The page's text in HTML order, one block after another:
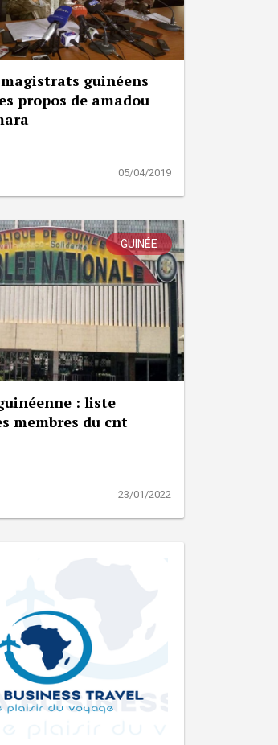
guinéens
propos de amadou
05/04/2019
GUINÉE
: liste
membres du cnt
23/01/2022